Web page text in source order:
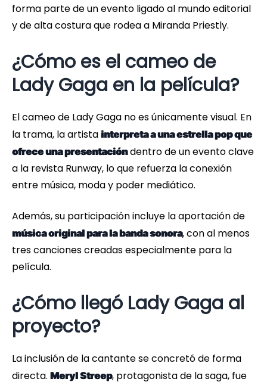
forma parte de un evento ligado al mundo editorial
y de alta costura que rodea a Miranda Priestly.
¿Cómo es el cameo de
Lady Gaga en la película?
El cameo de Lady Gaga no es únicamente visual. En
la trama, la artista interpreta a una estrella pop que
ofrece una presentacióndentro de un evento clave
a la revista Runway, lo que refuerza la conexión
entre música, moda y poder mediático.
Además, su participación incluye la aportación de
música original para la banda sonora, con al menos
tres canciones creadas especialmente para la
película.
¿Cómo llegó Lady Gaga al
proyecto?
La inclusión de la cantante se concretó de forma
directa. Meryl Streep, protagonista de la saga, fue